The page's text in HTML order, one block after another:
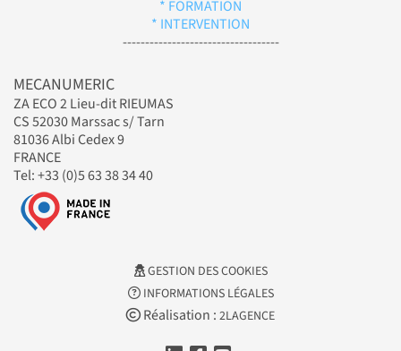
* FORMATION
* INTERVENTION
-----------------------------------
MECANUMERIC
ZA ECO 2 Lieu-dit RIEUMAS
CS 52030 Marssac s/ Tarn
81036 Albi Cedex 9
FRANCE
Tel: +33 (0)5 63 38 34 40
GESTION DES COOKIES
INFORMATIONS LÉGALES
Réalisation : 2LAGENCE